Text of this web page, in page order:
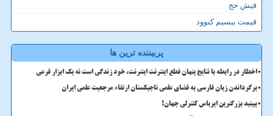
فیش حج
قیمت بیسیم کنوود
پربیننده ترین ها
اخطار در رابطه با نتایج پنهان قطع اینترنت اینترنت، خود زندگی است نه یک ابزار فرعی
برگرداندن زبان فارسی به فضای علمی تاجیکستان ارتقاء مرجعیت علمی ایران
ببینید بزرگترین ایرباس کنترلی جهان!